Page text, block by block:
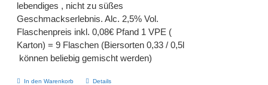
lebendiges , nicht zu süßes
Geschmackserlebnis. Alc. 2,5% Vol.
Flaschenpreis inkl. 0,08€ Pfand 1 VPE (
Karton) = 9 Flaschen (Biersorten 0,33 / 0,5l
können beliebig gemischt werden)
In den Warenkorb Details